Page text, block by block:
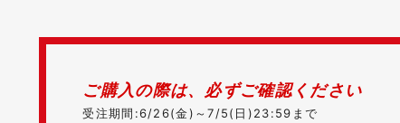
ご購入の際は、必ずご確認ください
受注期間:6/26(金)～7/5(日)23:59まで